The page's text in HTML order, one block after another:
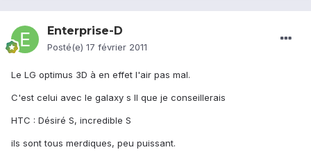
Enterprise-D
Posté(e) 17 février 2011
Le LG optimus 3D à en effet l'air pas mal.
C'est celui avec le galaxy s II que je conseillerais
HTC : Désiré S, incredible S
ils sont tous merdiques, peu puissant.